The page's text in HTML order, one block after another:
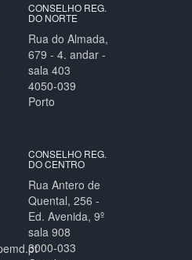
CONSELHO REG.
DO NORTE
Rua do Almada,
679 - 4. andar -
sala 403
4050-039
Porto
CONSELHO REG.
DO CENTRO
Rua Antero de
Quental, 256 -
Ed. Avenida, 9º
sala 908
3000-033